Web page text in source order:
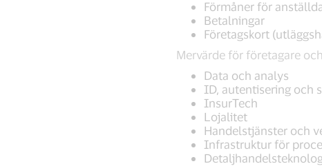
Förmåner för
Betalningar
Företagskort
Mervärde för företagare
Data och analys
ID, autentisering och
InsurTech
Lojalitet
Handelstjänster och
Infrastruktur för